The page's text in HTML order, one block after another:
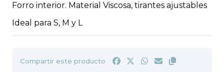
Forro interior. Material Viscosa, tirantes ajustables
Ideal para S, M y L
Compartir este producto